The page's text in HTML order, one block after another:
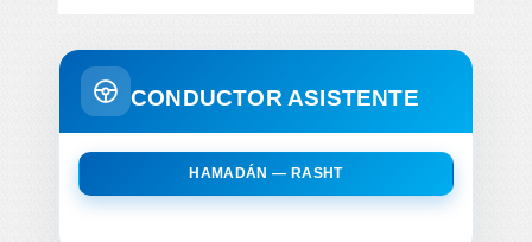
CONDUCTOR ASISTENTE
HAMADÁN — RASHT